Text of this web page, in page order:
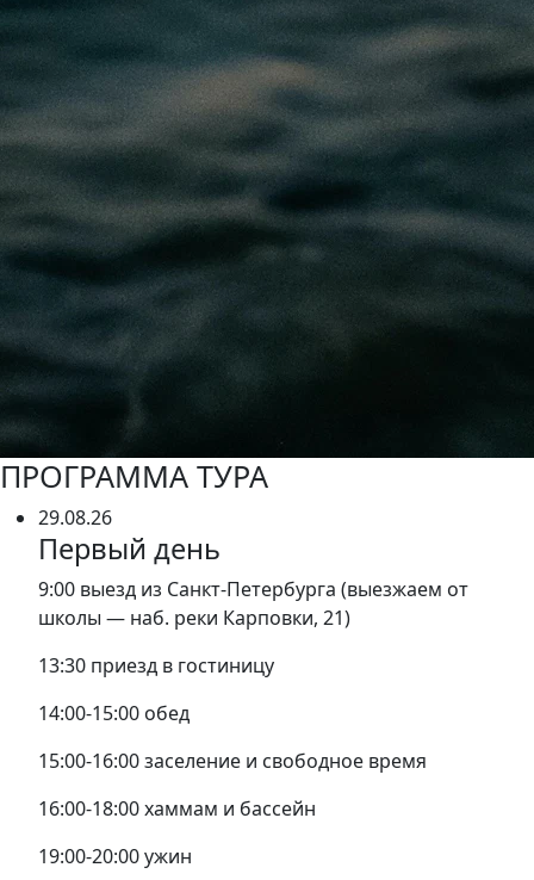
ПРОГРАММА ТУРА
29.08.26
Первый день
9:00 выезд из Санкт-Петербурга (выезжаем от
школы — наб. реки Карповки, 21)
13:30 приезд в гостиницу
14:00-15:00 обед
15:00-16:00 заселение и свободное время
16:00-18:00 хаммам и бассейн
19:00-20:00 ужин